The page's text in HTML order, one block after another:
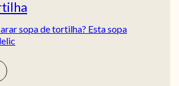
sopa de tortilha? Esta sopa